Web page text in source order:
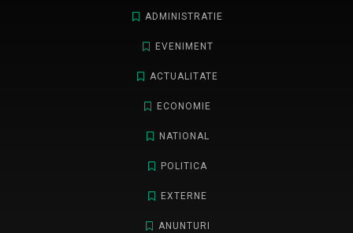
ADMINISTRATIE
EVENIMENT
ACTUALITATE
ECONOMIE
NATIONAL
POLITICA
EXTERNE
ANUNTURI